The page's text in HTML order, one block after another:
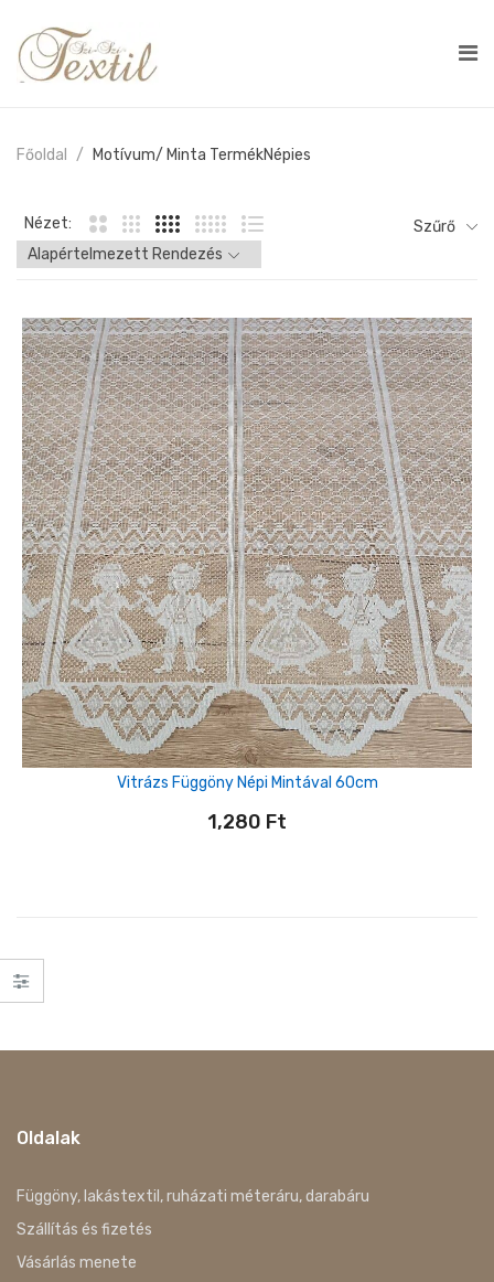
Főoldal Motívum/ Minta TermékNépies
Nézet: Szűrő
Vitrázs Függöny Népi Mintával 60cm
1,280 Ft
Oldalak
Függöny, lakástextil, ruházati méteráru, darabáru
Szállítás és fizetés
Vásárlás menete